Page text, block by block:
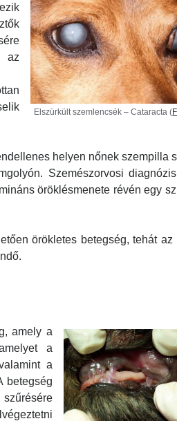
Elszürkült szemlencsék – Cataracta (
az
helyen nőnek szempilla
Szemészorvosi
öröklésmenete révén egy
örökletes betegség, tehát az
amely a
a
a
betegség
szűrésére